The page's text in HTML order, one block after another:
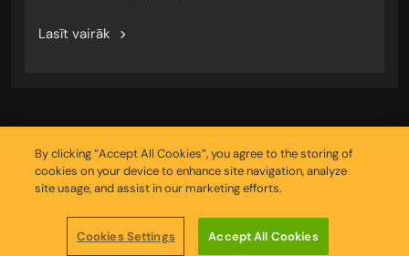
Lasīt vairāk
Copyright © 2026
Sīkfailu iestatījumu
By clicking “Accept All Cookies”, you agree to the storing of
cookies on your device to enhance site navigation, analyze
site usage, and assist in our marketing efforts.
Cookies Settings Accept All Cookies